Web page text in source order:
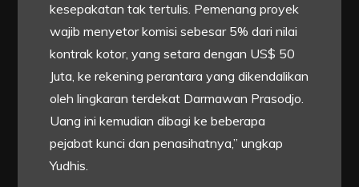
kesepakatan tak tertulis. Pemenang proyek
wajib menyetor komisi sebesar 5% dari nilai
kontrak kotor, yang setara dengan US$ 50
Juta, ke rekening perantara yang dikendalikan
oleh lingkaran terdekat Darmawan Prasodjo.
Uang ini kemudian dibagi ke beberapa
pejabat kunci dan penasihatnya,” ungkap
Yudhis.